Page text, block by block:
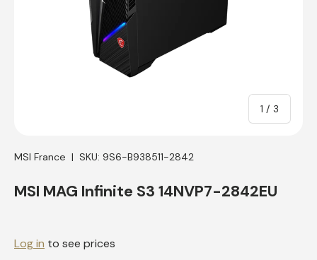
1 / of
3
MSI France | SKU: 9S6-B938511-2842
MSI MAG Infinite S3 14NVP7-2842EU
Log in to see prices